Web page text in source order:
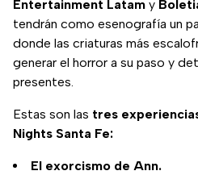
Entertainment Latam y
tendrán como esenografía un
donde las criaturas más
generar el horror a su paso y
presentes.
Estas son las tres
Nights Santa Fe:
El exorcismo de Ann.